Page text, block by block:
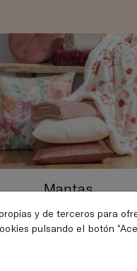
Mantas
finitas para la
y de terceros para
pulsando el botón